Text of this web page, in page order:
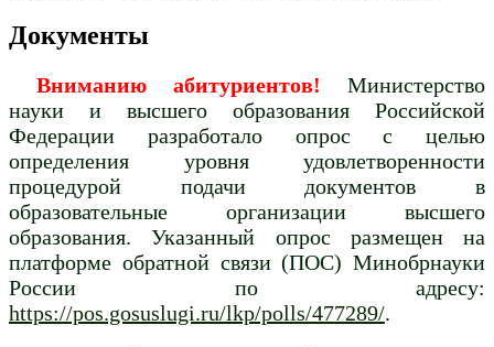
Документы
Вниманию абитуриентов! Министерство
науки и высшего образования Российской
Федерации разработало опрос с целью
определения уровня удовлетворенности
процедурой подачи документов в
образовательные организации высшего
образования. Указанный опрос размещен на
платформе обратной связи (ПОС) Минобрнауки
России по адресу:
https://pos.gosuslugi.ru/lkp/polls/477289/.